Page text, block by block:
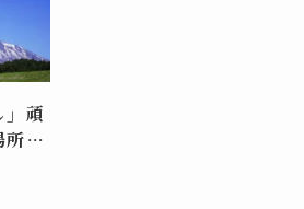
」頑
所…